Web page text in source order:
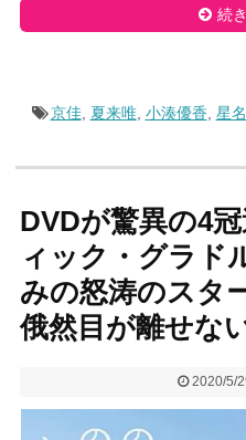
続
京佳, 夏来唯, 小湊優香 星
DVDが驚異の4
ィック・グラド
みの怒涛のスタ
俄然目が離せな
2020/5/